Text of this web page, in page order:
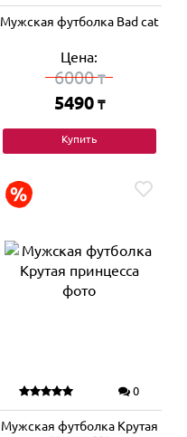
Мужская футболка Bad cat
Цена:
6000₸
5490 ₸
Купить
0
Мужская футболка Крутая